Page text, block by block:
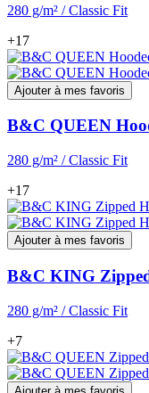
280 g/m² / Classic Fit
+17
Ajouter à mes favoris
B&C QUEEN
280 g/m² / Classic Fit
+17
Ajouter à mes favoris
B&C KING
280 g/m² / Classic Fit
+7